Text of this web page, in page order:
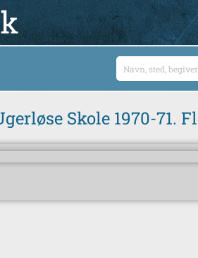
Skole 1970-71.